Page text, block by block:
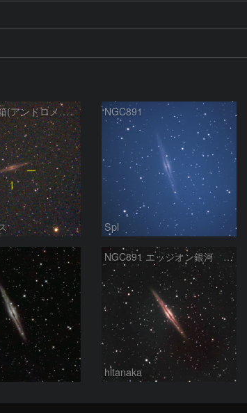
夜空は宝石箱(アンドロメダ座 NGC891) Seestar50 NGC891
Spl
NGC891 エッジオン銀河 アンドロメダ座
hltanaka